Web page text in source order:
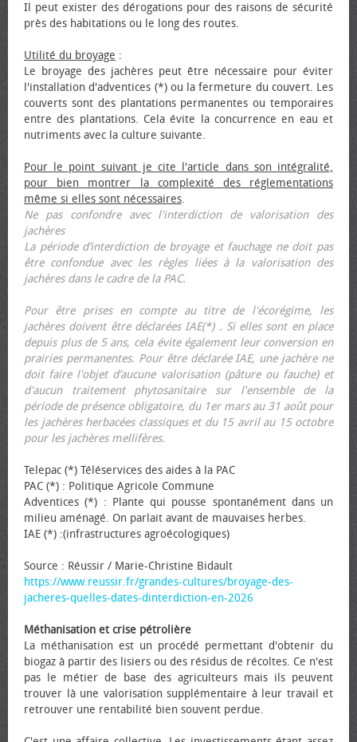
Il peut exister des dérogations pour des raisons de sécurité
près des habitations ou le long des routes.
Utilité du broyage :
Le broyage des jachères peut être nécessaire pour éviter
l'installation d'adventices (*) ou la fermeture du couvert. Les
couverts sont des plantations permanentes ou temporaires
entre des plantations. Cela évite la concurrence en eau et
nutriments avec la culture suivante.
Pour le point suivant je cite l'article dans son intégralité,
pour bien montrer la complexité des réglementations
même si elles sont nécessaires.
Ne pas confondre avec l'interdiction de valorisation des
jachères
La période d’interdiction de broyage et fauchage ne doit pas
être confondue avec les règles liées à la valorisation des
jachères dans le cadre de la PAC.
Pour être prises en compte au titre de l'écorégime, les
jachères doivent être déclarées IAE(*) . Si elles sont en place
depuis plus de 5 ans, cela évite également leur conversion en
prairies permanentes. Pour être déclarée IAE, une jachère ne
doit faire l'objet d’aucune valorisation (pâture ou fauche) et
d'aucun traitement phytosanitaire sur l'ensemble de la
période de présence obligatoire, du 1er mars au 31 août pour
les jachères herbacées classiques et du 15 avril au 15 octobre
pour les jachères mellifères.
Telepac (*) Téléservices des aides à la PAC
PAC (*) : Politique Agricole Commune
Adventices (*) : Plante qui pousse spontanément dans un
milieu aménagé. On parlait avant de mauvaises herbes.
IAE (*) :(infrastructures agroécologiques)
Source : Réussir / Marie-Christine Bidault
https://www.reussir.fr/grandes-cultures/broyage-des-
jacheres-quelles-dates-dinterdiction-en-2026
Méthanisation et crise pétrolière
La méthanisation est un procédé permettant d'obtenir du
biogaz à partir des lisiers ou des résidus de récoltes. Ce n'est
pas le métier de base des agriculteurs mais ils peuvent
trouver là une valorisation supplémentaire à leur travail et
retrouver une rentabilité bien souvent perdue.